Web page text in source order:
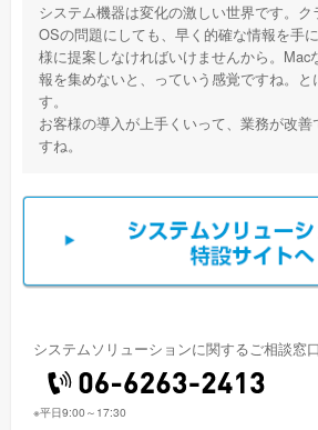
システム機器は変化の激しい世界です。ク
OSの問題にしても、早く的確な情報を手
様に提案しなければいけませんから。Mac
報を集めないと、っていう感覚ですね。
す。
お客様の導入が上手くいって、業務が改
すね。
システムソリューションに関するご相談窓口
※平日9:00～17:30